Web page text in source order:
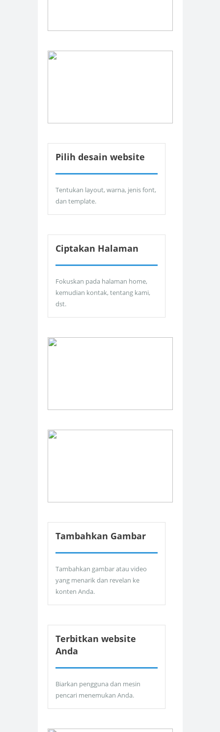
Pilih desain website
Tentukan layout, warna, jenis font,
dan template.
Ciptakan Halaman
Fokuskan pada halaman home,
kemudian kontak, tentang kami,
dst.
Tambahkan Gambar
Tambahkan gambar atau video
yang menarik dan revelan ke
konten Anda.
Terbitkan website
Anda
Biarkan pengguna dan mesin
pencari menemukan Anda.